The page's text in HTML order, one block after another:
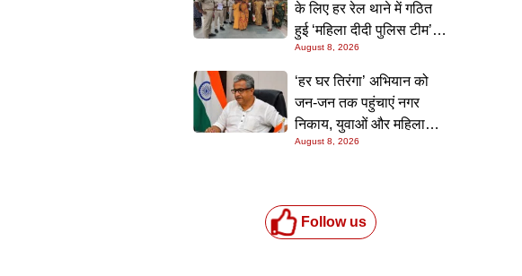
के लिए हर रेल थाने में गठित
हुई ‘महिला दीदी पुलिस टीम’,
स्कूलों में जाकर किया जागरूक
August 8, 2026
‘हर घर तिरंगा’ अभियान को
जन-जन तक पहुंचाएं नगर
निकाय, युवाओं और महिलाओं
की भागीदारी सुनिश्चित करने
August 8, 2026
Follow us